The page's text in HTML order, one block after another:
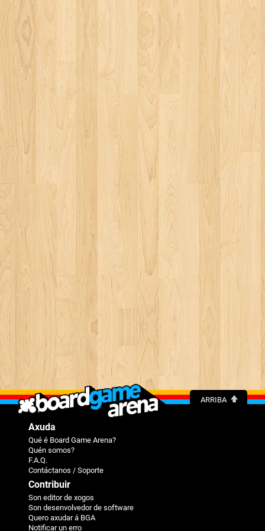
ARRIBA
Axuda
Qué é Board Game Arena?
Quén somos?
F.A.Q.
Contáctanos / Soporte
Contribuir
Son editor de xogos
Son desenvolvedor de software
Quero axudar á BGA
Notificar un erro